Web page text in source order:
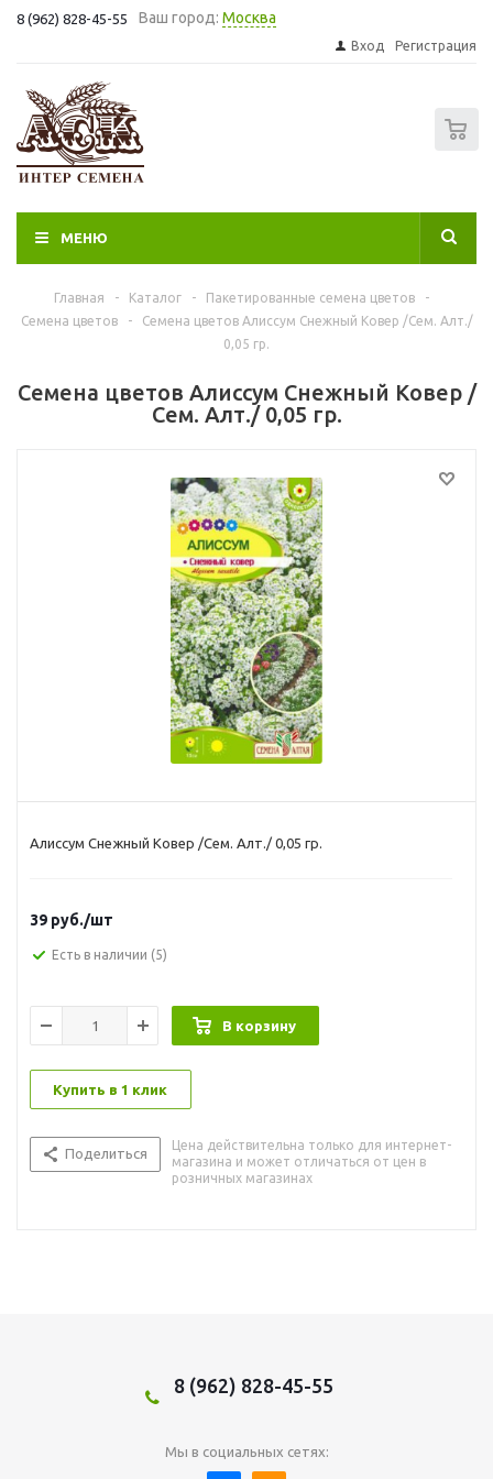
8 (962) 828-45-55 Ваш город: Москва
Вход Регистрация
МЕНЮ
Главная - Каталог - Пакетированные семена цветов
-
Семена цветов
-
Семена цветов Алиссум Снежный Ковер /Сем. Алт./
0,05 гр.
Семена цветов Алиссум Снежный Ковер /
Сем. Алт./ 0,05 гр.
Алиссум Снежный Ковер /Сем. Алт./ 0,05 гр.
39 руб./шт
Есть в наличии (5)
В корзину
Купить в 1 клик
Поделиться
Цена действительна только для интернет-
магазина и может отличаться от цен в
розничных магазинах
8 (962) 828-45-55
Мы в социальных сетях: